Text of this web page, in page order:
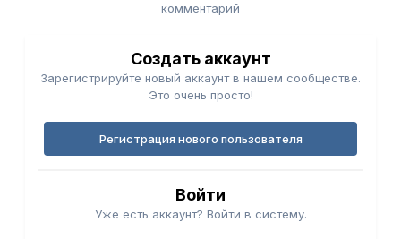
комментарий
Создать аккаунт
Зарегистрируйте новый аккаунт в нашем сообществе.
Это очень просто!
Регистрация нового пользователя
Войти
Уже есть аккаунт? Войти в систему.